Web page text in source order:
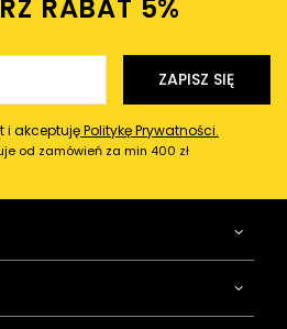
RABAT 5%ㅤ
ZAPISZ SIĘ
i akceptujęPolitykę Prywatności.
od zamówień za min 400 zł